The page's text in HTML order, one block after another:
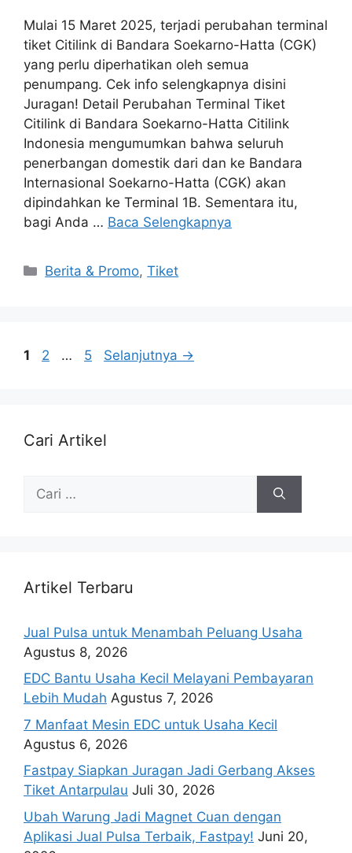
Mulai 15 Maret 2025, terjadi perubahan terminal
tiket Citilink di Bandara Soekarno-Hatta (CGK)
yang perlu diperhatikan oleh semua
penumpang. Cek info selengkapnya disini
Juragan! Detail Perubahan Terminal Tiket
Citilink di Bandara Soekarno-Hatta Citilink
Indonesia mengumumkan bahwa seluruh
penerbangan domestik dari dan ke Bandara
Internasional Soekarno-Hatta (CGK) akan
dipindahkan ke Terminal 1B. Sementara itu,
bagi Anda … Baca Selengkapnya
Berita & Promo,Tiket
1 2 … 5 Selanjutnya →
Cari Artikel
Artikel Terbaru
Jual Pulsa untuk Menambah Peluang Usaha
Agustus 8, 2026
EDC Bantu Usaha Kecil Melayani Pembayaran
Lebih Mudah Agustus 7, 2026
7 Manfaat Mesin EDC untuk Usaha Kecil
Agustus 6, 2026
Fastpay Siapkan Juragan Jadi Gerbang Akses
Tiket Antarpulau Juli 30, 2026
Ubah Warung Jadi Magnet Cuan dengan
Aplikasi Jual Pulsa Terbaik, Fastpay! Juni 20,